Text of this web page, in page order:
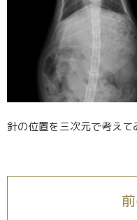
針の位置を三次元で考えて